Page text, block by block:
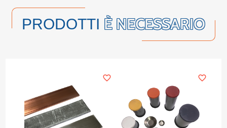
PRODOTTI È NECESSARIO
favorite_border favorite_border